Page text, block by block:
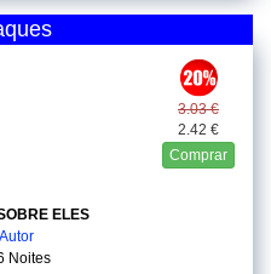
3.03 €
2.42 €
Comprar
ELES
Noites